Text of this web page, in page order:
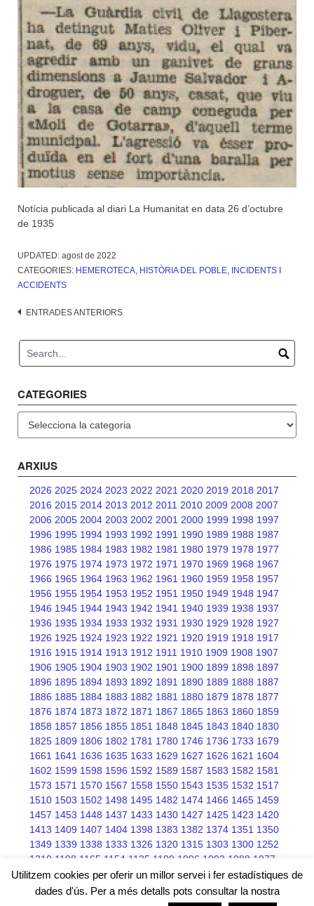
Notícia publicada al diari La Humanitat en data 26 d’octubre
de 1935
UPDATED: agost de 2022
CATEGORIES: HEMEROTECA, HISTÒRIA DEL POBLE, INCIDENTS I
ACCIDENTS
Navegació
ENTRADES ANTERIORS
CATEGORIES
ARXIUS
2026 2025 2024 2023 2022 2021 2020 2019 2018 2017
2016 2015 2014 2013 2012 2011 2010 2009 2008 2007
2006 2005 2004 2003 2002 2001 2000 1999 1998 1997
1996 1995 1994 1993 1992 1991 1990 1989 1988 1987
1986 1985 1984 1983 1982 1981 1980 1979 1978 1977
1976 1975 1974 1973 1972 1971 1970 1969 1968 1967
1966 1965 1964 1963 1962 1961 1960 1959 1958 1957
1956 1955 1954 1953 1952 1951 1950 1949 1948 1947
1946 1945 1944 1943 1942 1941 1940 1939 1938 1937
1936 1935 1934 1933 1932 1931 1930 1929 1928 1927
1926 1925 1924 1923 1922 1921 1920 1919 1918 1917
1916 1915 1914 1913 1912 1911 1910 1909 1908 1907
1906 1905 1904 1903 1902 1901 1900 1899 1898 1897
1896 1895 1894 1893 1892 1891 1890 1889 1888 1887
1886 1885 1884 1883 1882 1881 1880 1879 1878 1877
1876 1874 1873 1872 1871 1867 1865 1863 1860 1859
1858 1857 1856 1855 1851 1848 1845 1843 1840 1830
1825 1809 1806 1802 1781 1780 1746 1736 1733 1679
1661 1641 1636 1635 1633 1629 1627 1626 1621 1604
1602 1599 1598 1596 1592 1589 1587 1583 1582 1581
1573 1571 1570 1567 1558 1550 1543 1535 1532 1517
1510 1503 1502 1498 1495 1482 1474 1466 1465 1459
1457 1453 1448 1437 1433 1430 1427 1425 1423 1420
1413 1409 1407 1404 1398 1383 1382 1374 1351 1350
1349 1339 1338 1333 1326 1320 1315 1303 1300 1252
1210 1198 1165 1154 1125 1109 1096 1092 1088 1077
1076 1075 1068 1066 1045
Utilitzem cookies per oferir un millor servei i fer estadístiques de
dades d'ús. Per a més detalls pots consultar la nostra